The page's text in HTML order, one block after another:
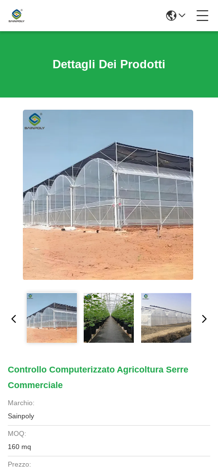
Dettagli Dei Prodotti
Controllo Computerizzato Agricoltura Serre
Commerciale
Marchio:
Sainpoly
MOQ:
160 mq
Prezzo: